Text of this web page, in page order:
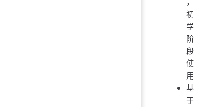
初
学
阶
段
使
用
基
于